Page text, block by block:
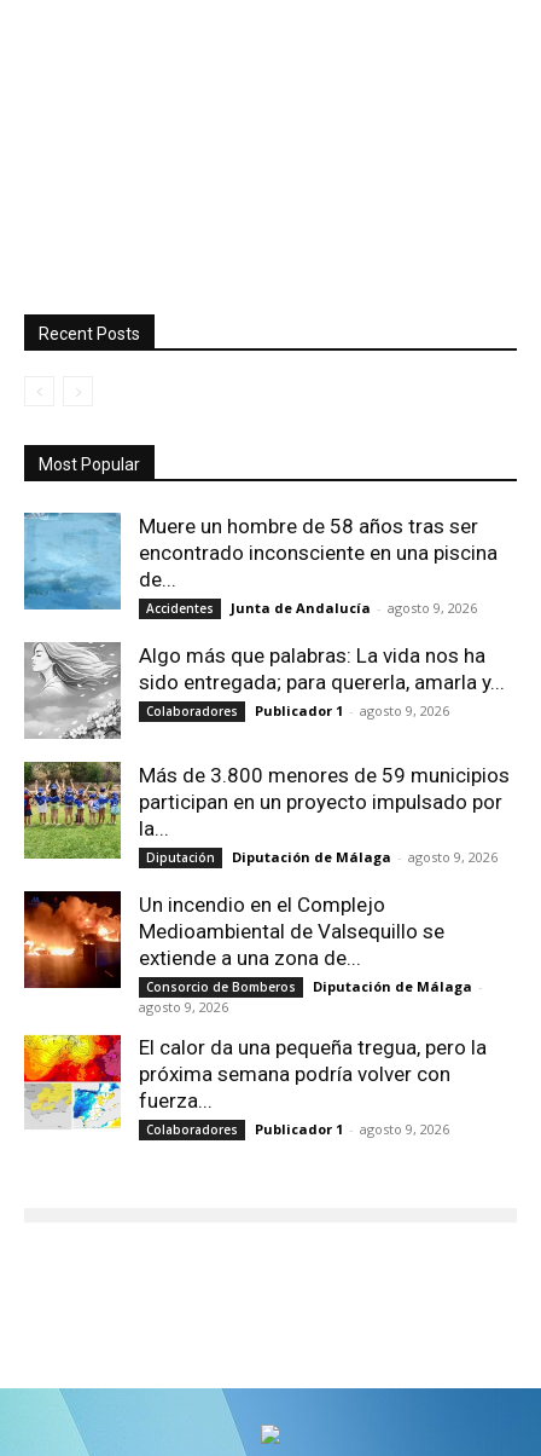
Recent Posts
Most Popular
Muere un hombre de 58 años tras ser
encontrado inconsciente en una piscina
de...
Accidentes Junta de Andalucía - agosto 9, 2026
Algo más que palabras: La vida nos ha
sido entregada; para quererla, amarla y...
Colaboradores Publicador 1 - agosto 9, 2026
Más de 3.800 menores de 59 municipios
participan en un proyecto impulsado por
la...
Diputación Diputación de Málaga - agosto 9, 2026
Un incendio en el Complejo
Medioambiental de Valsequillo se
extiende a una zona de...
Consorcio de Bomberos Diputación de Málaga -
agosto 9, 2026
El calor da una pequeña tregua, pero la
próxima semana podría volver con
fuerza...
Colaboradores Publicador 1 - agosto 9, 2026